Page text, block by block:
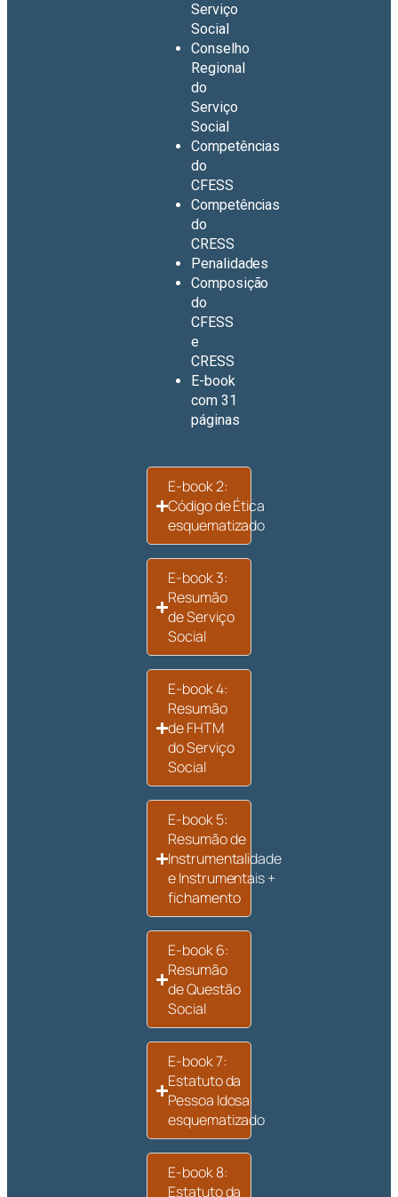
Serviço
Social
Conselho
Regional
do
Serviço
Social
Competências
do
CFESS
Competências
do
CRESS
Penalidades
Composição
do
CFESS
e
CRESS
E-book
com 31
páginas
E-book 2:
Código de Ética
esquematizado
E-book 3:
Resumão
de Serviço
Social
E-book 4:
Resumão
de FHTM
do Serviço
Social
E-book 5:
Resumão de
Instrumentalidade
e Instrumentais +
fichamento
E-book 6:
Resumão
de Questão
Social
E-book 7:
Estatuto da
Pessoa Idosa
esquematizado
E-book 8:
Estatuto da